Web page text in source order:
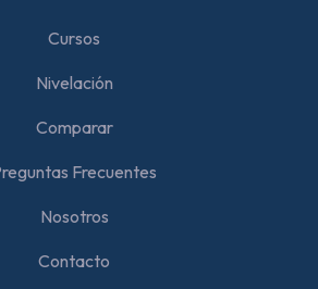
Cursos
Nivelación
Comparar
Frecuentes
Nosotros
Contacto